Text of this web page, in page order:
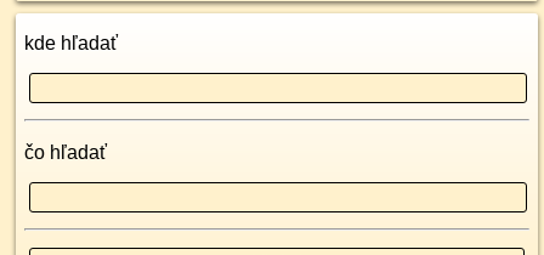
kde hľadať
čo hľadať